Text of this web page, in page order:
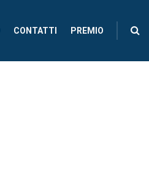
CONTATTI PREMIO